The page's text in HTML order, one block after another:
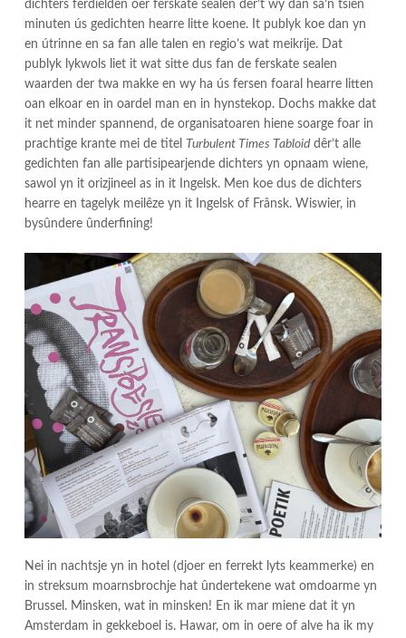
dichters ferdielden oer ferskate sealen dêr’t wy dan sa’n tsien
minuten ús gedichten hearre litte koene. It publyk koe dan yn
en útrinne en sa fan alle talen en regio’s wat meikrije. Dat
publyk lykwols liet it wat sitte dus fan de ferskate sealen
waarden der twa makke en wy ha ús fersen foaral hearre litten
oan elkoar en in oardel man en in hynstekop. Dochs makke dat
it net minder spannend, de organisatoaren hiene soarge foar in
prachtige krante mei de titel
Turbulent Times Tabloid dêr’t alle
gedichten fan alle partisipearjende dichters yn opnaam wiene,
sawol yn it orizjineel as in it Ingelsk. Men koe dus de dichters
hearre en tagelyk meilêze yn it Ingelsk of Frânsk. Wiswier, in
bysûndere ûnderfining!
Nei in nachtsje yn in hotel (djoer en ferrekt lyts keammerke) en
in streksum moarnsbrochje hat ûndertekene wat omdoarme yn
Brussel. Minsken, wat in minsken! En ik mar miene dat it yn
Amsterdam in gekkeboel is. Hawar, om in oere of alve ha ik my